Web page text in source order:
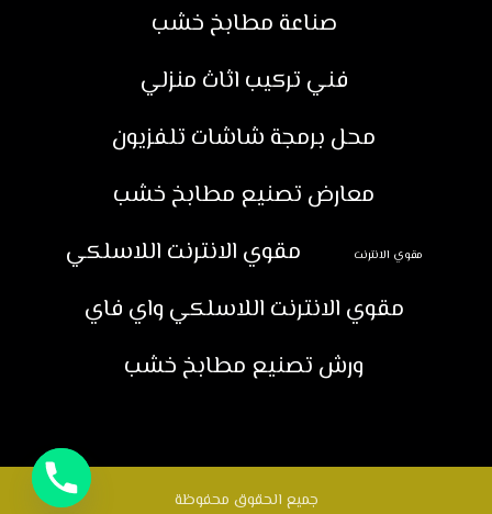
صناعة مطابخ خشب
فني تركيب اثاث منزلي
محل برمجة شاشات تلفزيون
معارض تصنيع مطابخ خشب
مقوي الانترنت
مقوي الانترنت اللاسلكي
مقوي الانترنت اللاسلكي واي فاي
ورش تصنيع مطابخ خشب
جميع الحقوق محفوظة